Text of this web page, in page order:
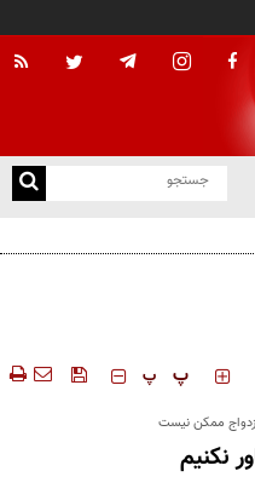
‍‍‍ پ پ
ممکن نیست
نکنیم